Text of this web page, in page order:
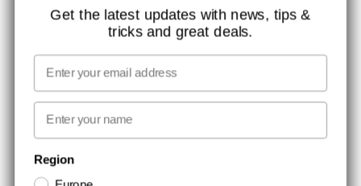
ISO-CERTIFICERING
GLOBAL RÆKKEVIDDE
MISSION, VISION OG VÆRDIER
KONTAKT
NYHEDSBREV TILMELDING
Get the latest updates with news, tips &
tricks and great deals.
Email
First name
Region